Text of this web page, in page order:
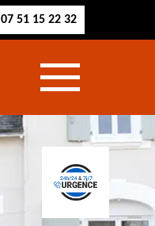
07 51 15 22 32